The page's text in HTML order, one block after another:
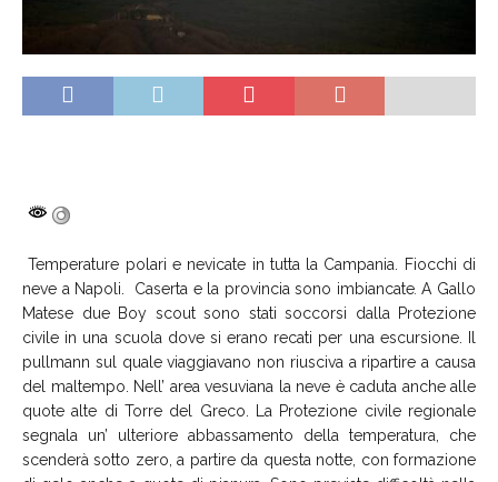
Temperature polari e nevicate in tutta la Campania. Fiocchi di
neve a Napoli. Caserta e la provincia sono imbiancate.A Gallo
Matese due Boy scout sono stati soccorsi dalla Protezione
civile in una scuola dove si erano recati per una escursione. Il
pullmann sul quale viaggiavano non riusciva a ripartire a causa
del maltempo. Nell’ area vesuviana la neve è caduta anche alle
quote alte di Torre del Greco. La Protezione civile regionale
segnala un’ ulteriore abbassamento della temperatura, che
scenderà sotto zero, a partire da questa notte, con formazione